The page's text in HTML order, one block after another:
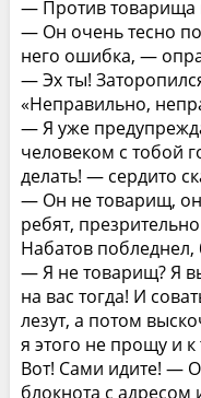
— Против товарища
— Он очень тесно
него ошибка, —
— Эх ты!
«Неправильно,
— Я уже
человеком с тобой
делать! — сердито
— Он не товарищ,
ребят,
Набатов побледнел,
— Я не товарищ? Я
на вас тогда! И
лезут, а потом
я этого не прощу и
Вот! Сами идите! —
блокнота с